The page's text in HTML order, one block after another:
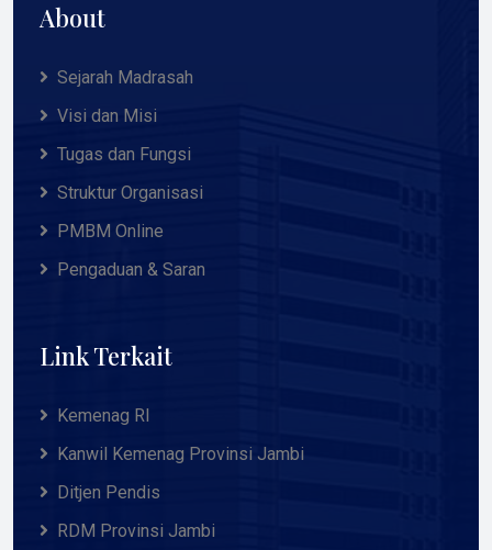
About
Sejarah Madrasah
Visi dan Misi
Tugas dan Fungsi
Struktur Organisasi
PMBM Online
Pengaduan & Saran
Link Terkait
Kemenag RI
Kanwil Kemenag Provinsi Jambi
Ditjen Pendis
RDM Provinsi Jambi